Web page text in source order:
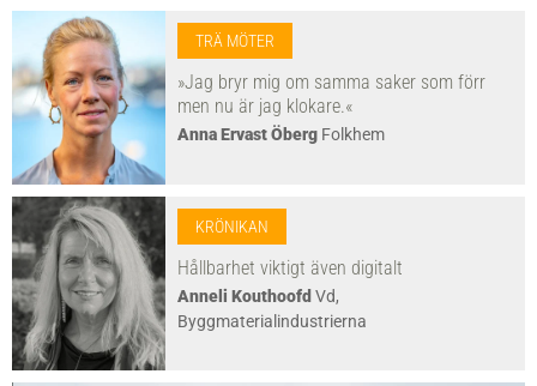
TRÄ MÖTER
»Jag bryr mig om samma saker som förr
men nu är jag klokare.«
Anna Ervast Öberg Folkhem
KRÖNIKAN
Hållbarhet viktigt även digitalt
Anneli Kouthoofd Vd,
Byggmaterialindustrierna